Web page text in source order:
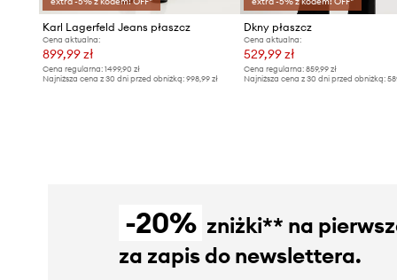
Karl Lagerfeld Jeans płaszcz
Cena aktualna:
899,99 zł
Cena regularna: 1499,90 zł
Najniższa cena z 30 dni przed obniżką: 998,99 zł
Dkny płaszcz
Cena aktualna:
529,99 zł
Cena regularna:859,99 zł
Najniższa cena z 30 dni przed obniżką:
-20% zniżki** na
za zapis do newslettera.